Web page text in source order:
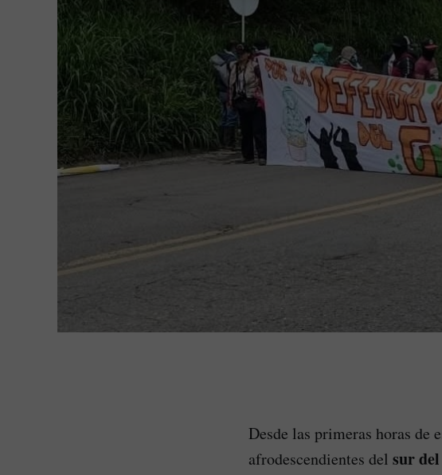
Desde las primeras horas de
afrodescendientes del sur